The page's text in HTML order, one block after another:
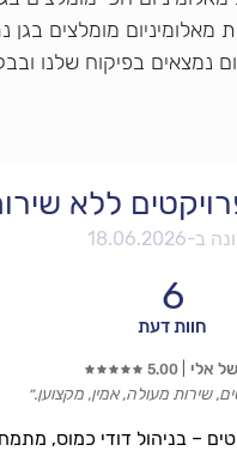
מומלצים בגן
נמצאים בפיקוח שלנו
ללא
ב-18.06.2026
6
חוות דעת
– בניהול דודי כמוס,
אלי 5.00
שירות מעולה, אמין, מקצוען.״